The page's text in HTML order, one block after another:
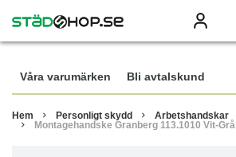
Våra varumärken Bli avtalskund
Hem Personligt skydd Arbetshandskar
Montagehandske Granberg 113.1010 Vit-Grå